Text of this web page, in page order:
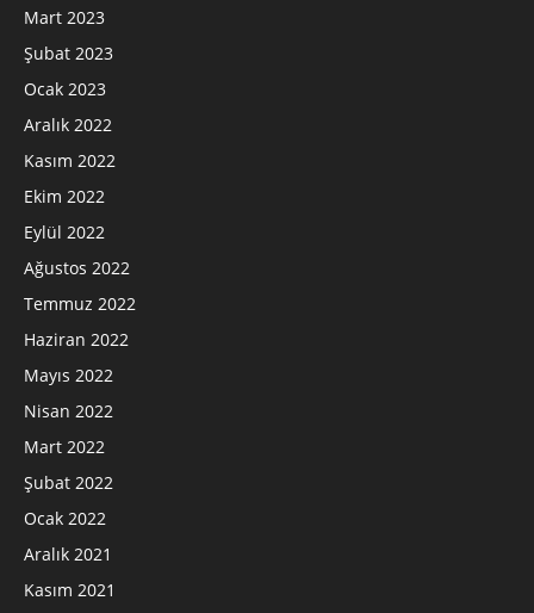
Mart 2023
Şubat 2023
Ocak 2023
Aralık 2022
Kasım 2022
Ekim 2022
Eylül 2022
Ağustos 2022
Temmuz 2022
Haziran 2022
Mayıs 2022
Nisan 2022
Mart 2022
Şubat 2022
Ocak 2022
Aralık 2021
Kasım 2021